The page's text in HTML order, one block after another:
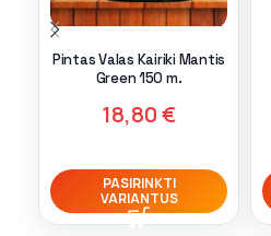
Pintas Valas Kairiki Mantis
Green 150 m.
18,80€
PASIRINKTI
VARIANTUS